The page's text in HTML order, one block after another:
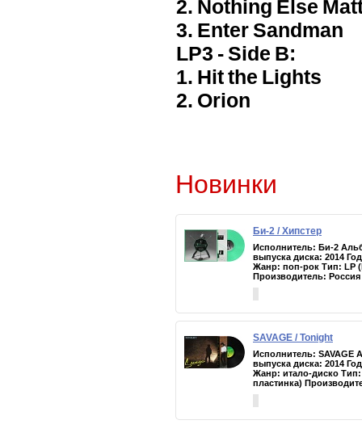
2. Nothing Else
3. Enter Sandman
LP3 - Side B:
1. Hit the Lights
2. Orion
Новинки
Би-2 / Хипстер
Исполнитель: Би-2
выпуска диска: 2014
Жанр: поп-рок Тип: LP
Производитель:
SAVAGE / Tonight
Исполнитель: SAVAGE
выпуска диска: 2014
Жанр: итало-диско
пластинка)